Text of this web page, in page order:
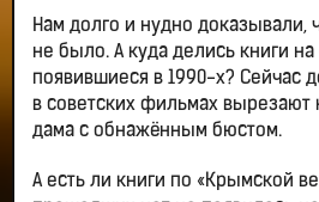
Нам долго и нудно доказывали,
не было. А куда делись книги
появившиеся в 1990-х? Сейчас
в советских фильмах вырезают
дама с обнажённым бюстом.
А есть ли книги по «Крымской